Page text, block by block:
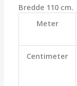
Bredde 110 cm.
Meter
Centimeter